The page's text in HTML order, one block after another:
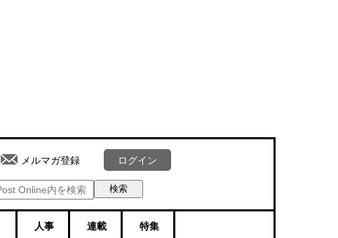
メルマガ登録 ログイン
人事 連載 特集